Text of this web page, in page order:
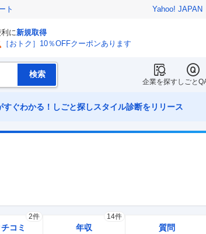
ト Yahoo! JAPAN
利に新規取得
［おトク］10％OFFクーポンあります
企業を探すしごと
ぐわかる！しごと探しスタイル診断をリリース
コミ
2件
年収
14件
質問